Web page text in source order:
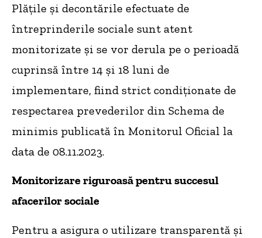
Plățile și decontările efectuate de
întreprinderile sociale sunt atent
monitorizate și se vor derula pe o perioadă
cuprinsă între 14 și 18 luni de
implementare, fiind strict condiționate de
respectarea prevederilor din Schema de
minimis publicată în Monitorul Oficial la
data de 08.11.2023.
Monitorizare riguroasă pentru succesul
afacerilor sociale
Pentru a asigura o utilizare transparentă și